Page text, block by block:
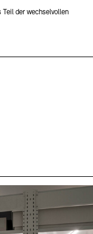
Teil der wechselvollen